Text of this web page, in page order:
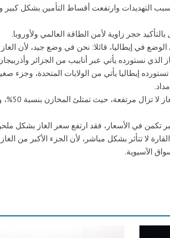
التهديدات وارتفعت أقساط التأمين بشكل كبير
حجر زاوية لأمن الطاقة العالمي ولأوروبا.
الذي نستورده يأتي عبر أنابيب من الجزائر وأذربيجان
إيطاليا يأتي من الولايات المتحدة، وجزء
وأكد أن
تكمن في الأسعار، فقد ارتفع سعر الغاز بشكل
لا تتأثر بشكل مباشر، لأن الجزء الأكبر من
الآسيوية.